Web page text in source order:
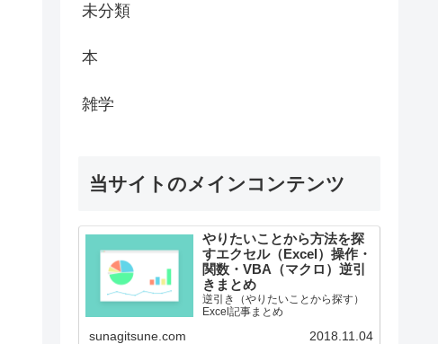
未分類
本
雑学
当サイトのメインコンテンツ
やりたいことから方法を探
すエクセル（Excel）操作・
関数・VBA（マクロ）逆引
きまとめ
逆引き（やりたいことから探す）
Excel記事まとめ
sunagitsune.com 2018.11.04